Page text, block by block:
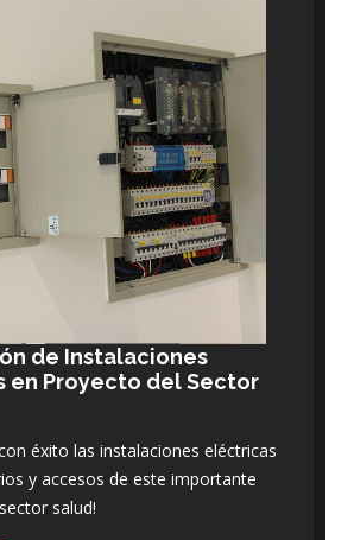
de Instalaciones
en Proyecto del Sector
éxito las instalaciones eléctricas
y accesos de este importante
salud!